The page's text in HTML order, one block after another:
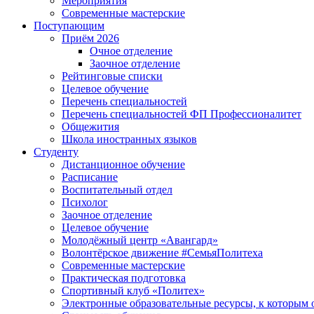
Современные мастерские
Поступающим
Приём 2026
Очное отделение
Заочное отделение
Рейтинговые списки
Целевое обучение
Перечень специальностей
Перечень специальностей ФП Профессионалитет
Общежития
Школа иностранных языков
Студенту
Дистанционное обучение
Расписание
Воспитательный отдел
Психолог
Заочное отделение
Целевое обучение
Молодёжный центр «Авангард»
Волонтёрское движение #СемьяПолитеха
Современные мастерские
Практическая подготовка
Спортивный клуб «Политех»
Электронные образовательные ресурсы, к которым